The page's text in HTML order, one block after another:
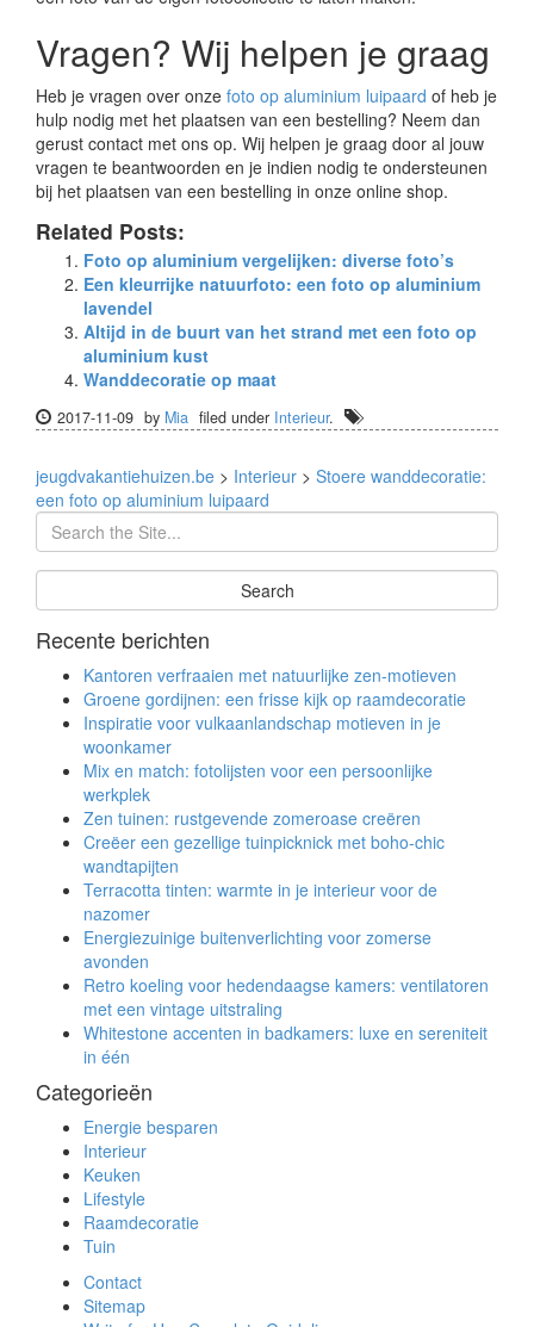
Vragen? Wij helpen je graag
Heb je vragen over onze foto op aluminium luipaard of heb je
hulp nodig met het plaatsen van een bestelling? Neem dan
gerust contact met ons op. Wij helpen je graag door al jouw
vragen te beantwoorden en je indien nodig te ondersteunen
bij het plaatsen van een bestelling in onze online shop.
Related Posts:
Foto op aluminium vergelijken: diverse foto’s
Een kleurrijke natuurfoto: een foto op aluminium
lavendel
Altijd in de buurt van het strand met een foto op
aluminium kust
Wanddecoratie op maat
2017-11-09 by Mia filed under Interieur.
jeugdvakantiehuizen.be > Interieur > Stoere wanddecoratie:
een foto op aluminium luipaard
Recente berichten
Kantoren verfraaien met natuurlijke zen-motieven
Groene gordijnen: een frisse kijk op raamdecoratie
Inspiratie voor vulkaanlandschap motieven in je
woonkamer
Mix en match: fotolijsten voor een persoonlijke
werkplek
Zen tuinen: rustgevende zomeroase creëren
Creëer een gezellige tuinpicknick met boho-chic
wandtapijten
Terracotta tinten: warmte in je interieur voor de
nazomer
Energiezuinige buitenverlichting voor zomerse
avonden
Retro koeling voor hedendaagse kamers: ventilatoren
met een vintage uitstraling
Whitestone accenten in badkamers: luxe en sereniteit
in één
Categorieën
Energie besparen
Interieur
Keuken
Lifestyle
Raamdecoratie
Tuin
Contact
Sitemap